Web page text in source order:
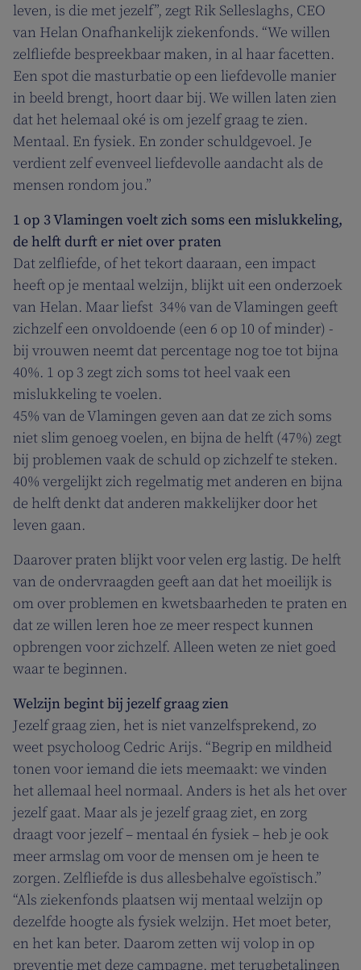
leven, is die met jezelf”, zegt Rik Selleslaghs, CEO
van Helan Onafhankelijk ziekenfonds. “We willen
zelfliefde bespreekbaar maken, in al haar facetten.
Een spot die masturbatie op een liefdevolle manier
in beeld brengt, hoort daar bij. We willen laten zien
dat het helemaal oké is om jezelf graag te zien.
Mentaal. En fysiek. En zonder schuldgevoel. Je
verdient zelf evenveel liefdevolle aandacht als de
mensen rondom jou.”
1 op 3 Vlamingen voelt zich soms een mislukkeling,
de helft durft er niet over praten
Dat zelfliefde, of het tekort daaraan, een impact
heeft op je mentaal welzijn, blijkt uit een onderzoek
van Helan. Maar liefst 34% van de Vlamingen geeft
zichzelf een onvoldoende (een 6 op 10 of minder) -
bij vrouwen neemt dat percentage nog toe tot bijna
40%. 1 op 3 zegt zich soms tot heel vaak een
mislukkeling te voelen.
45% van de Vlamingen geven aan dat ze zich soms
niet slim genoeg voelen, en bijna de helft (47%) zegt
bij problemen vaak de schuld op zichzelf te steken.
40% vergelijkt zich regelmatig met anderen en bijna
de helft denkt dat anderen makkelijker door het
leven gaan.
Daarover praten blijkt voor velen erg lastig. De helft
van de ondervraagden geeft aan dat het moeilijk is
om over problemen en kwetsbaarheden te praten en
dat ze willen leren hoe ze meer respect kunnen
opbrengen voor zichzelf. Alleen weten ze niet goed
waar te beginnen.
Welzijn begint bij jezelf graag zien
Jezelf graag zien, het is niet vanzelfsprekend, zo
weet psycholoog Cedric Arijs. “Begrip en mildheid
tonen voor iemand die iets meemaakt: we vinden
het allemaal heel normaal. Anders is het als het over
jezelf gaat. Maar als je jezelf graag ziet, en zorg
draagt voor jezelf – mentaal én fysiek – heb je ook
meer armslag om voor de mensen om je heen te
zorgen. Zelfliefde is dus allesbehalve egoïstisch.”
“Als ziekenfonds plaatsen wij mentaal welzijn op
dezelfde hoogte als fysiek welzijn. Het moet beter,
en het kan beter. Daarom zetten wij volop in op
preventie met deze campagne, met terugbetalingen